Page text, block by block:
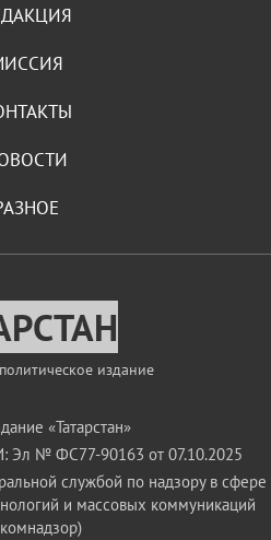
издание
«Татарстан»
Эл № ФС77-90163 от 07.10.2025
службой по надзору в сфере
и массовых коммуникаций